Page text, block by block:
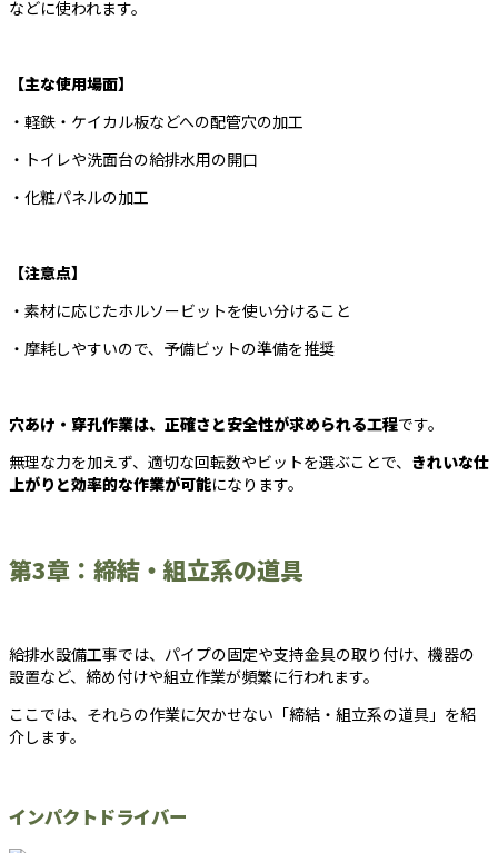
などに使われます。
【主な使用場面】
・軽鉄・ケイカル板などへの配管穴の加工
・トイレや洗面台の給排水用の開口
・化粧パネルの加工
【注意点】
・素材に応じたホルソービットを使い分けること
・摩耗しやすいので、予備ビットの準備を推奨
穴あけ・穿孔作業は、正確さと安全性が求められる工程です。
無理な力を加えず、適切な回転数やビットを選ぶことで、 きれいな仕
上がりと効率的な作業が可能になります。
第3章：締結・組立系の道具
給排水設備工事では、パイプの固定や支持金具の取り付け、機器の
設置など、締め付けや組立作業が頻繁に行われます。
ここでは、それらの作業に欠かせない「締結・組立系の道具」を紹
介します。
インパクトドライバー